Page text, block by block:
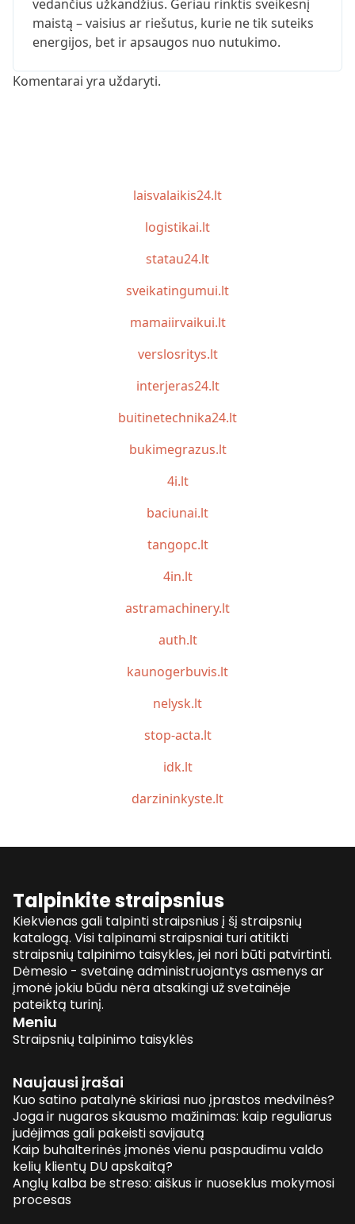
vedančius užkandžius. Geriau rinktis sveikesnį
maistą – vaisius ar riešutus, kurie ne tik suteiks
energijos, bet ir apsaugos nuo nutukimo.
Komentarai yra uždaryti.
laisvalaikis24.lt
logistikai.lt
statau24.lt
sveikatingumui.lt
mamaiirvaikui.lt
verslosritys.lt
interjeras24.lt
buitinetechnika24.lt
bukimegrazus.lt
4i.lt
baciunai.lt
tangopc.lt
4in.lt
astramachinery.lt
auth.lt
kaunogerbuvis.lt
nelysk.lt
stop-acta.lt
idk.lt
darzininkyste.lt
Talpinkite straipsnius
Kiekvienas gali talpinti straipsnius į šį straipsnių
katalogą. Visi talpinami straipsniai turi atitikti
straipsnių talpinimo taisykles, jei nori būti patvirtinti.
Dėmesio - svetainę administruojantys asmenys ar
įmonė jokiu būdu nėra atsakingi už svetainėje
pateiktą turinį.
Meniu
Straipsnių talpinimo taisyklės
Naujausi įrašai
Kuo satino patalynė skiriasi nuo įprastos medvilnės?
Joga ir nugaros skausmo mažinimas: kaip reguliarus
judėjimas gali pakeisti savijautą
Kaip buhalterinės įmonės vienu paspaudimu valdo
kelių klientų DU apskaitą?
Anglų kalba be streso: aiškus ir nuoseklus mokymosi
procesas